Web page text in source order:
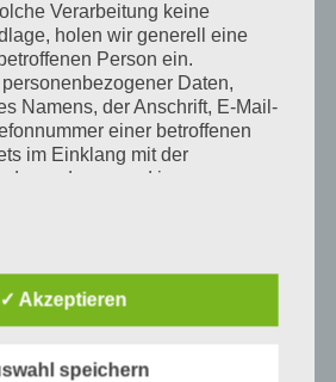
auf Einladung der Stadt Sinsheim,
sowie PalatinaBus knapp 30
auf dem Verkehrsübungsgelände in
Sinsheim ein.
Full Article →
// Mobilitätstag Senioren
Search
Verarbeitung keine
holen wir generell eine
Person ein.
Daten,
Namens, der Anschrift, E-Mail-
einer betroffenen
im Einklang mit der
und in
Datenschutzbestimmungen.
über Art, Umfang
uns erhobenen, genutzten und
Daten
über die ihnen
✓ Akzeptieren
speichern